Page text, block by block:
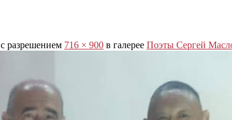
с разрешением 716 × 900 в галерее Поэты Сергей